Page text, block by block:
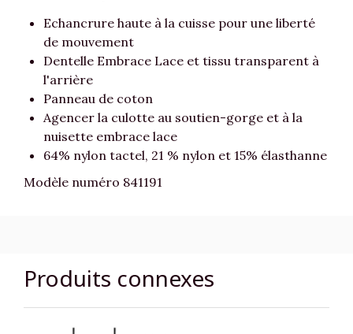
Echancrure haute à la cuisse pour une liberté
de mouvement
Dentelle Embrace Lace et tissu transparent à
l'arrière
Panneau de coton
Agencer la culotte au soutien-gorge et à la
nuisette embrace lace
64% nylon tactel, 21 % nylon et 15% élasthanne
Modèle numéro 841191
Produits connexes